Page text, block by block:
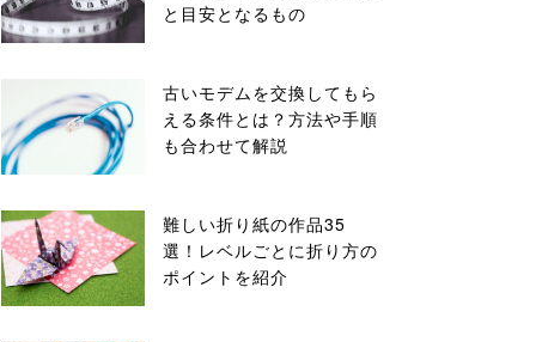
と目安となるもの
古いモデムを交換してもら
える条件とは？方法や手順
も合わせて解説
難しい折り紙の作品35
選！レベルごとに折り方の
ポイントを紹介